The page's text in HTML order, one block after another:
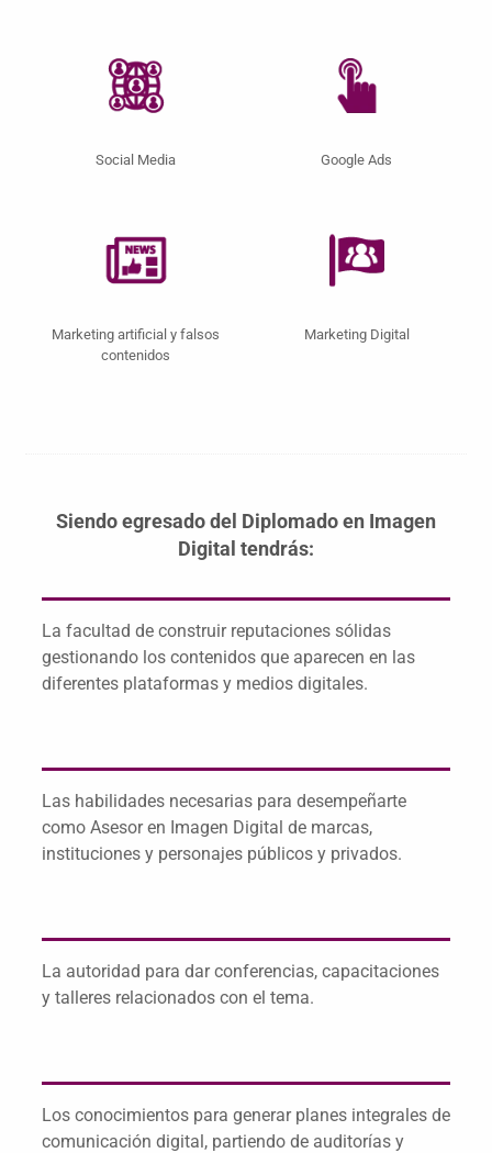
Social Media Google Ads
Marketing artificial y falsos
contenidos
Marketing Digital
Siendo egresado del Diplomado en Imagen
Digital tendrás:
La facultad de construir reputaciones sólidas
gestionando los contenidos que aparecen en las
diferentes plataformas y medios digitales.
Las habilidades necesarias para desempeñarte
como Asesor en Imagen Digital de marcas,
instituciones y personajes públicos y privados.
La autoridad para dar conferencias, capacitaciones
y talleres relacionados con el tema.
Los conocimientos para generar planes integrales de
comunicación digital, partiendo de auditorías y